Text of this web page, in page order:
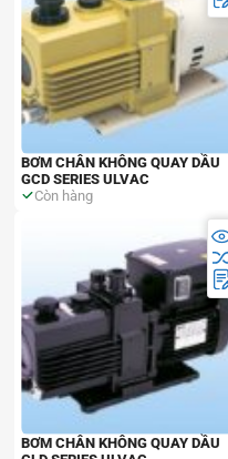
BƠM CHÂN KHÔNG QUAY DẦU
GCD SERIES ULVAC
Còn hàng
BƠM CHÂN KHÔNG QUAY DẦU